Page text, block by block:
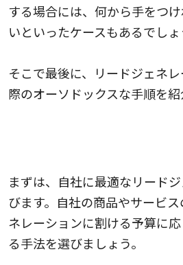
する場合には、何から手をつ
いといったケースもあるでしょ
そこで最後に、リードジェネ
際のオーソドックスな手順を紹
まずは、自社に最適なリード
びます。自社の商品やサービ
ネレーションに割ける予算に
る手法を選びましょう。